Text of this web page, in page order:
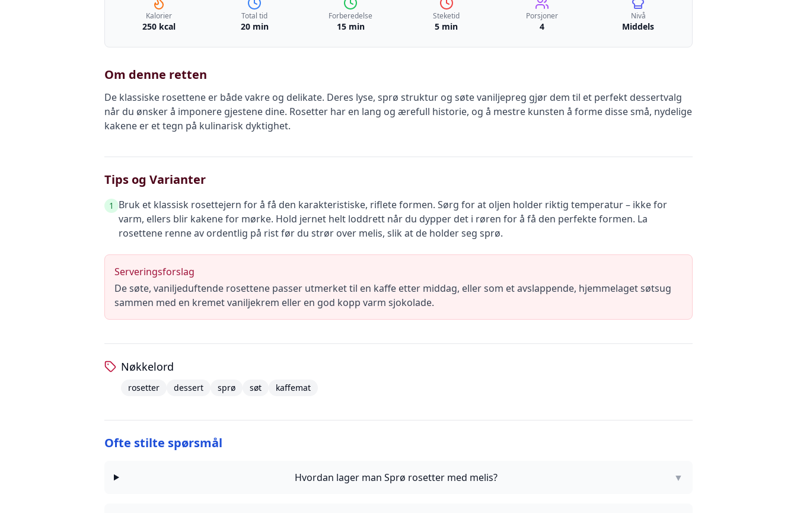
Kalorier
250 kcal
Total tid
20 min
Forberedelse
15 min
Steketid
5 min
Porsjoner
4
Nivå
Middels
Om denne retten
De klassiske rosettene er både vakre og delikate. Deres lyse, sprø struktur og søte vaniljepreg gjør dem til et perfekt dessertvalg
når du ønsker å imponere gjestene dine. Rosetter har en lang og ærefull historie, og å mestre kunsten å forme disse små, nydelige
kakene er et tegn på kulinarisk dyktighet.
Tips og Varianter
1
Bruk et klassisk rosettejern for å få den karakteristiske, riflete formen. Sørg for at oljen holder riktig temperatur – ikke for
varm, ellers blir kakene for mørke. Hold jernet helt loddrett når du dypper det i røren for å få den perfekte formen. La
rosettene renne av ordentlig på rist før du strør over melis, slik at de holder seg sprø.
Serveringsforslag
De søte, vaniljeduftende rosettene passer utmerket til en kaffe etter middag, eller som et avslappende, hjemmelaget søtsug
sammen med en kremet vaniljekrem eller en god kopp varm sjokolade.
Nøkkelord
rosetter dessert sprø søt kaffemat
Ofte stilte spørsmål
Hvordan lager man Sprø rosetter med melis? ▼